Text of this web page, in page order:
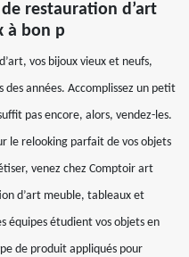
restauration d’art
à bon p
vos bijoux vieux et neufs,
années. Accomplissez un petit
pas encore, alors, vendez-les.
le relooking parfait de vos objets
venez chez Comptoir art
d’art meuble, tableaux et
équipes étudient vos objets en
de produit appliqués pour